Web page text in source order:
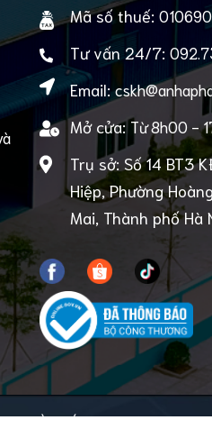
Mã số thuế:
Tư vấn 24/7:
Email:
Mở cửa:Từ 8h00 -
Trụ sở: Số 14 BT3
Hiệp, Phường
Mai, Thành phố Hà
AN HÀ PHÁTCung cấp bởiSapo